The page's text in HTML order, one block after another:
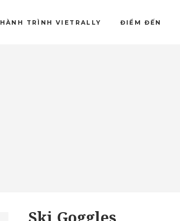
HÀNH TRÌNH VIETRALLY ĐIỂM ĐẾN